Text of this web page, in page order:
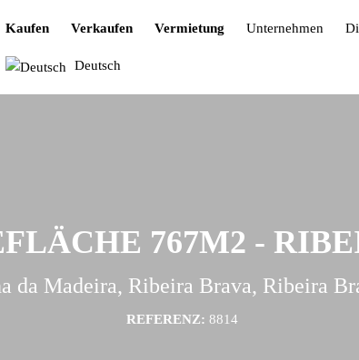
Kaufen Verkaufen Vermietung Unternehmen
Deutsch
767M2 -
da Madeira, Ribeira Brava, Ribeira
REFERENZ: 8814